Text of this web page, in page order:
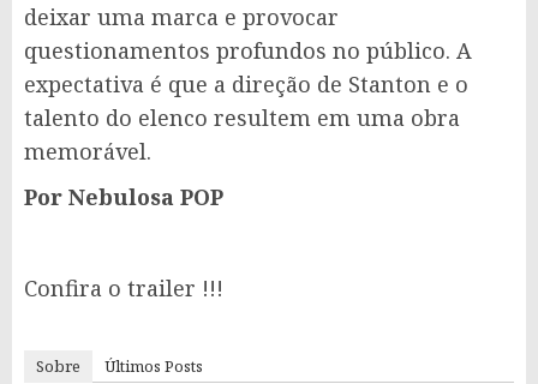
deixar uma marca e provocar
questionamentos profundos no público. A
expectativa é que a direção de Stanton e o
talento do elenco resultem em uma obra
memorável.
Por Nebulosa POP
Confira o trailer !!!
Sobre Últimos Posts